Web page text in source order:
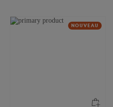
NOUVEAU